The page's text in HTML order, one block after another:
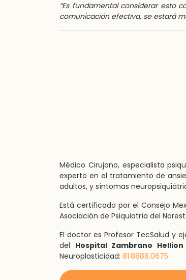
“Es fundamental considerar esto
comunicación efectiva, se estará
Médico Cirujano, especialista
experto en el tratamiento de
adultos, y síntomas
Está certificado por el Consejo
Asociación de Psiquiatría del
El doctor es Profesor TecSalud y
del Hospital Zambrano Hellion
Neuroplasticidad: 81.8888.0675